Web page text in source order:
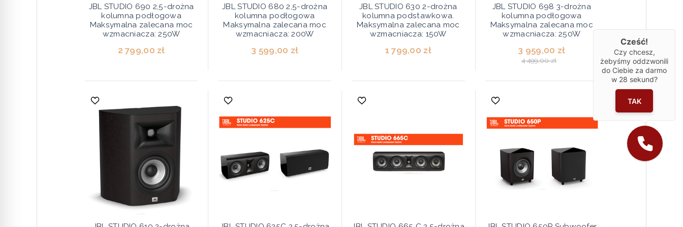
JBL STUDIO 690 2,5-drożna
kolumna podłogowa
Maksymalna zalecana moc
wzmacniacza: 250W
2 799,00 zł
JBL STUDIO 680 2,5-drożna
kolumna podłogowa
Maksymalna zalecana moc
wzmacniacza: 200W
3 599,00 zł
JBL STUDIO 630 2-drożna
kolumna podstawkowa.
Maksymalna zalecana moc
wzmacniacza: 150W
1 799,00 zł
JBL STUDIO 698 3-drożna
kolumna podłogowa
Maksymalna zalecana moc
wzmacniacza: 250W
3 959,00 zł
4 499,00 zł
Cześć!
Czy chcesz,
żebyśmy oddzwonili
do Ciebie za darmo
w 28 sekund?
TAK